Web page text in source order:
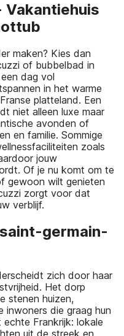
Vakantiehuis
maken? Kies dan
of bubbelbad in
dag vol
in het warme
platteland. Een
niet alleen luxe maar
avonden of
en familie. Sommige
zoals
jouw
Of je nu komt om te
gewoon wilt genieten
zorgt voor dat
verblijf.
germain-
zich door haar
Het dorp
stenen huizen,
inwoners die graag hun
Frankrijk: lokale